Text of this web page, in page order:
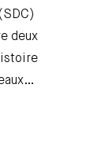
deux